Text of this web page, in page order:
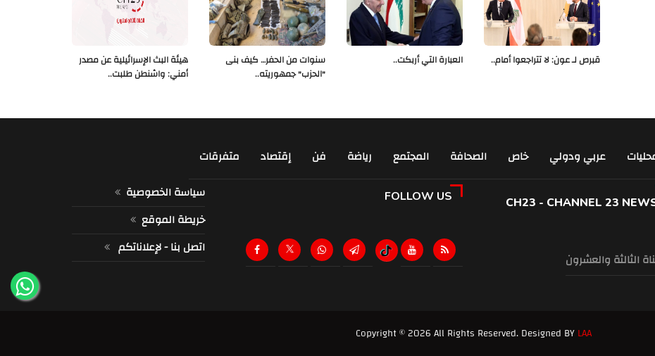
هيئة البث الإسرائيلية عن مصدر
أمني: واشنطن طلبت..
سنوات من الحفر… كيف بنى
"الحزب" جمهوريته..
العبارة التي أربكت.. قبرص لـ عون: لا تتراجعوا أمام..
متفرقات إقتصاد فن رياضة المجتمع الصحافة خاص عربي ودولي
سياسة الخصوصية
خريطة الموقع
اتصل بنا - لإعلاناتكم
FOLLOW US CH23 - CHANNEL 23
الثالثة والعشرون
Copyright © 2026 All Rights Reserved. Designed BYLAA